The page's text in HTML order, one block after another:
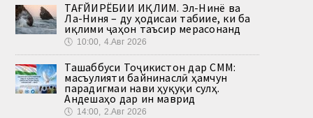
ТАҒЙИРЁБИИ ИҚЛИМ. Эл-Нинё ва
Ла-Ниня – ду ҳодисаи табиие, ки ба
иқлими ҷаҳон таъсир мерасонанд
🕔 10:00, 4.Авг 2026
Ташаббуси Тоҷикистон дар СММ:
масъулияти байнинаслӣ ҳамчун
парадигмаи нави ҳуқуқи сулҳ.
Андешаҳо дар ин маврид
🕔 14:00, 2.Авг 2026